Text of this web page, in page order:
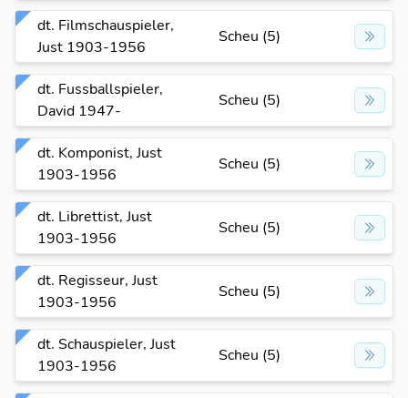
dt. Filmschauspieler,
Just 1903-1956
Scheu (5)
dt. Fussballspieler,
David 1947-
Scheu (5)
dt. Komponist, Just
1903-1956
Scheu (5)
dt. Librettist, Just
1903-1956
Scheu (5)
dt. Regisseur, Just
1903-1956
Scheu (5)
dt. Schauspieler, Just
1903-1956
Scheu (5)